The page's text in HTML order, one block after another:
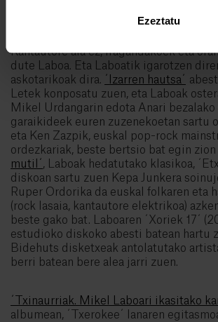
Ezeztatu
Kantautore ala ez, iragandakoek eta
dute Laboa. Eta Laboatik igarotzen
askotarikoak dira.
´Izarren hautsa´
Letek konposatu zuen, eta Laboak
Mikel Urdangarin edota Anari bezalako
garaikideek euren zuzenekoetan sartu
eta Ken Zazpik, euskal pop-rock
ordezkariak, beste bertsio bat egin zion
mutil´ , Laboak hedatutako klasikoa,
diskoan sartu zuen Kepa Junkera
Ruper Ordorika da euskal folkaren eta
(rock lasaia, kantautore elektrikoa)
beste gako bat. Laboaren ´Xoriek 17´
estudioko diskoko abesti batean hartu
Bidehuts disketxeak antolatutako
berri batean bere alea jarri zuen.
´Txinaurriak. Mikel Laboari ikasitako
albumean, ´Txerokee´ lanaren